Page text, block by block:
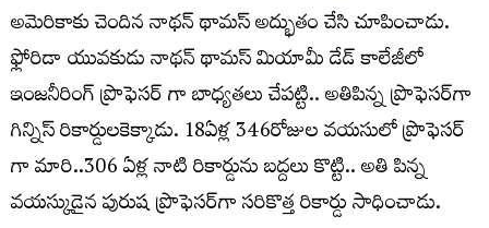
అమెరికాకు చెందిన నాథన్ థామస్ అద్భుతం చేసి చూపించాడు.
ఫ్లోరిడా యువకుడు నాథన్ థామస్ మియామీ డేడ్ కాలేజీలో
ఇంజనీరింగ్ ప్రొఫెసర్ గా బాధ్యతలు చేపట్టి.. అతిపిన్న ప్రొఫెసర్‌గా
గిన్నిస్‌ రికార్డులకెక్కాడు. 18ఏళ్ల 346రోజుల వయసులో ప్రొఫెసర్
గా మారి..306 ఏళ్ల నాటి రికార్డును బద్దలు కొట్టి.. అతి పిన్న
వయస్కుడైన పురుష ప్రొఫెసర్‌గా సరికొత్త రికార్డు సాధించాడు.